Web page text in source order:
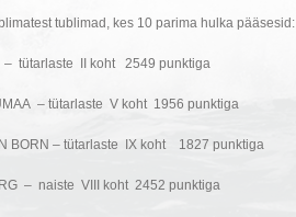
tublimad, kes 10 parima hulka pääsesid:
– tütarlaste II koht 2549 punktiga
– tütarlaste V koht 1956 punktiga
BORN – tütarlaste IX koht 1827 punktiga
– naiste VIII koht 2452 punktiga